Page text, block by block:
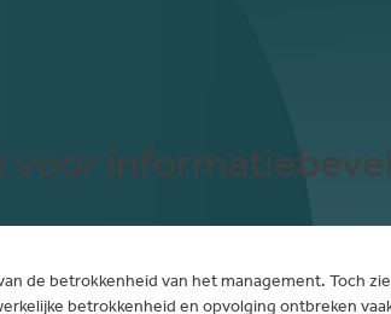
voor
de betrokkenheid van het management. Toch
betrokkenheid en opvolging ontbreken